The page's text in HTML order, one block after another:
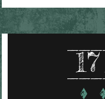
17